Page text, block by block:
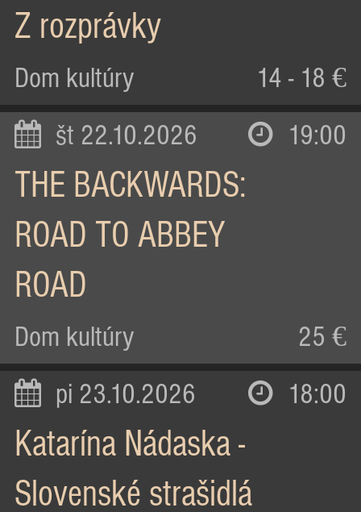
Z rozprávky
Dom kultúry 14 - 18 €
št 22.10.2026 19:00
THE BACKWARDS:
ROAD TO ABBEY
ROAD
Dom kultúry 25 €
pi 23.10.2026 18:00
Katarína Nádaska -
Slovenské strašidlá